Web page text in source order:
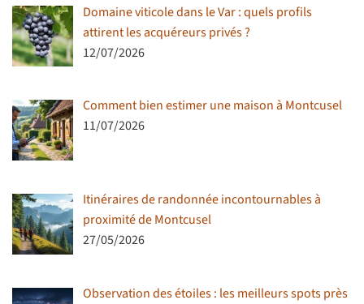
Domaine viticole dans le Var : quels profils
attirent les acquéreurs privés ?
12/07/2026
Comment bien estimer une maison à Montcusel
11/07/2026
Itinéraires de randonnée incontournables à
proximité de Montcusel
27/05/2026
Observation des étoiles : les meilleurs spots près